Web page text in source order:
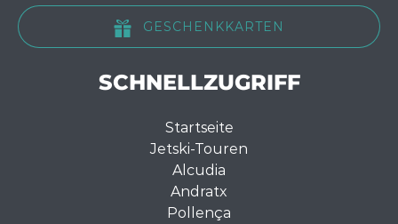
GESCHENKKARTEN
SCHNELLZUGRIFF
Startseite
Jetski-Touren
Alcudia
Andratx
Pollença